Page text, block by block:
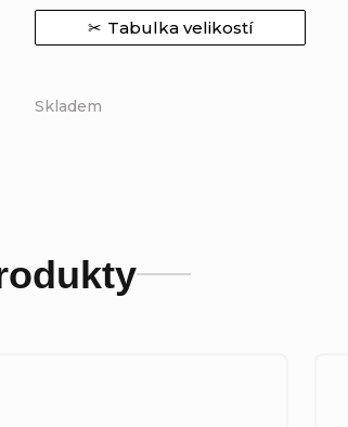
Skladem
Tabulka velikostí